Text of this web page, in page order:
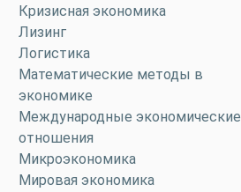
Кризисная экономика
Лизинг
Логистика
Математические методы в
экономике
Международные экономические
отношения
Микроэкономика
Мировая экономика